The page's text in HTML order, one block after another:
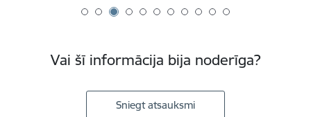
Vai šī informācija bija noderīga?
Sniegt atsauksmi